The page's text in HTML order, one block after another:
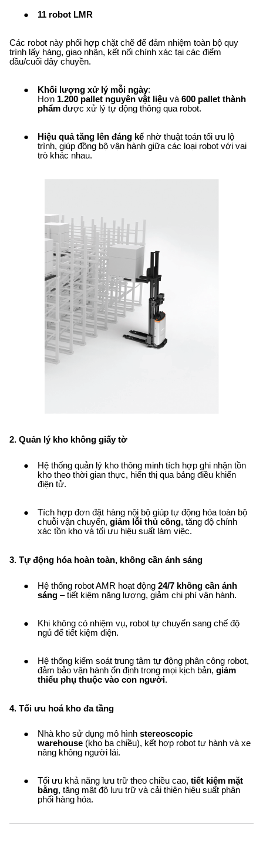
11 robot LMR
Các robot này phối hợp chặt chẽ để đảm nhiệm toàn bộ quy
trình lấy hàng, giao nhận, kết nối chính xác tại các điểm
đầu/cuối dây chuyền.
Khối lượng xử lý mỗi ngày:
Hơn 1.200 pallet nguyên vật liệu và600 pallet thành
phẩm được xử lý tự động thông qua robot.
Hiệu quả tăng lên đáng kể nhờ thuật toán tối ưu lộ
trình, giúp đồng bộ vận hành giữa các loại robot với vai
trò khác nhau.
2. Quản lý kho không giấy tờ
Hệ thống quản lý kho thông minh tích hợp ghi nhận tồn
kho theo thời gian thực, hiển thị qua bảng điều khiển
điện tử.
Tích hợp đơn đặt hàng nội bộ giúp tự động hóa toàn bộ
chuỗi vận chuyển,giảm lỗi thủ công, tăng độ chính
xác tồn kho và tối ưu hiệu suất làm việc.
3. Tự động hóa hoàn toàn, không cần ánh sáng
Hệ thống robot AMR hoạt động24/7 không cần ánh
sáng – tiết kiệm năng lượng, giảm chi phí vận hành.
Khi không có nhiệm vụ, robot tự chuyển sang chế độ
ngủ để tiết kiệm điện.
Hệ thống kiểm soát trung tâm tự động phân công robot,
đảm bảo vận hành ổn định trong mọi kịch bản,giảm
thiểu phụ thuộc vào con người.
4. Tối ưu hoá kho đa tầng
Nhà kho sử dụng mô hìnhstereoscopic
warehouse (kho ba chiều), kết hợp robot tự hành và xe
nâng không người lái.
Tối ưu khả năng lưu trữ theo chiều cao,tiết kiệm mặt
bằng, tăng mật độ lưu trữ và cải thiện hiệu suất phân
phối hàng hóa.